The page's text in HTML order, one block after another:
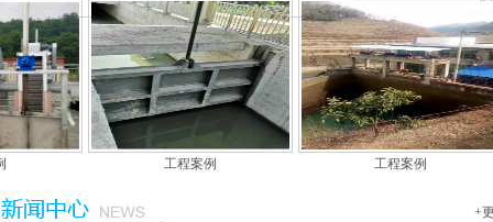
钢制闸门
工程案例 工程案例
+